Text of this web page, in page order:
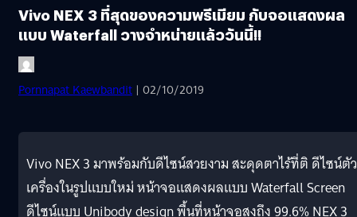
Vivo NEX 3 ที่สุดของความพรีเมียม กับจอแสดงผล
แบบ Waterfall วางจำหน่ายแล้ววันนี้!!
Pornnapat Kaewbandit | 02/10/2019
Vivo NEX 3 มาพร้อมกับดีไซน์สวยงาม สะดุดตาไร้ที่ติ ดีไซน์ตัว
เครื่องในรูปแบบใหม่ หน้าจอแสดงผลแบบ Waterfall Screen
ดีไซน์แบบ Unibody design พื้นที่หน้าจอสูงถึง 99.6% NEX 3